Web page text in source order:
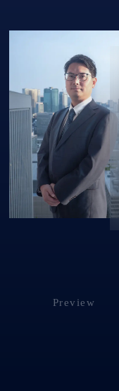
Preview